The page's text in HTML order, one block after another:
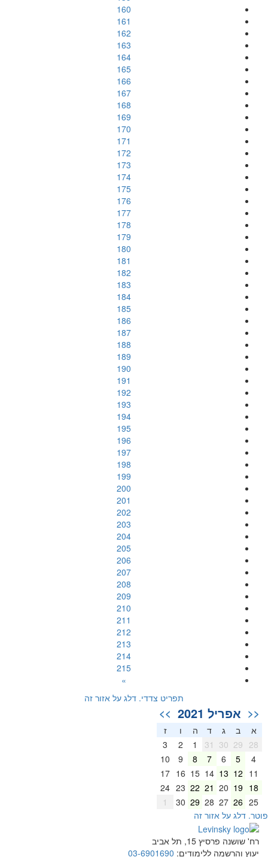
160
161
162
163
164
165
166
167
168
169
170
171
172
173
174
175
176
177
178
179
180
181
182
183
184
185
186
187
188
189
190
191
192
193
194
195
196
197
198
199
200
201
202
203
204
205
206
207
208
209
210
211
212
213
214
215
»
תפריט צדדי. דלג על אזור זה
<< אפריל 2021 >>
א ב ג ד ה
ז
28
29
30
31
2
3
4
5
6
7
8
9
10
11
12
13
14
15
16
17
18
19
20
21
22
23
24
25
26
27
28
29
30
דלג על אזור זה
רח' שושנה פרסיץ 15, תל אביב
יעוץ והרשמה ללימודים: 03-6901690